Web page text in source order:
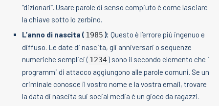
“dizionari”. Usare parole di senso compiuto è come lasciare
la chiave sotto lo zerbino.
L’anno di nascita ( 1985 ): Questo è l’errore più ingenuo e
diffuso. Le date di nascita, gli anniversari o sequenze
numeriche semplici ( 1234) sono il secondo elemento che i
programmi di attacco aggiungono alle parole comuni. Se un
criminale conosce il vostro nome e la vostra email, trovare
la data di nascita sui social media è un gioco da ragazzi.